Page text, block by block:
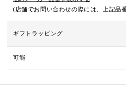
(店舗でお問い合わせの際には、上記品
ギフトラッピング
可能